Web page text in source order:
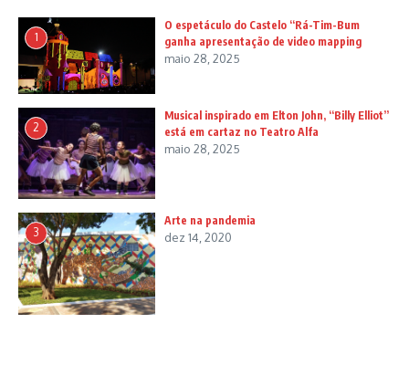
1
O espetáculo do Castelo “Rá-Tim-Bum
ganha apresentação de video mapping
maio 28, 2025
2
Musical inspirado em Elton John, “Billy Elliot”
está em cartaz no Teatro Alfa
maio 28, 2025
3
Arte na pandemia
dez 14, 2020